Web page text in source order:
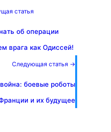
статья
об операции
врага как Одиссей!
Следующая статья →
боевые роботы
и их будущее